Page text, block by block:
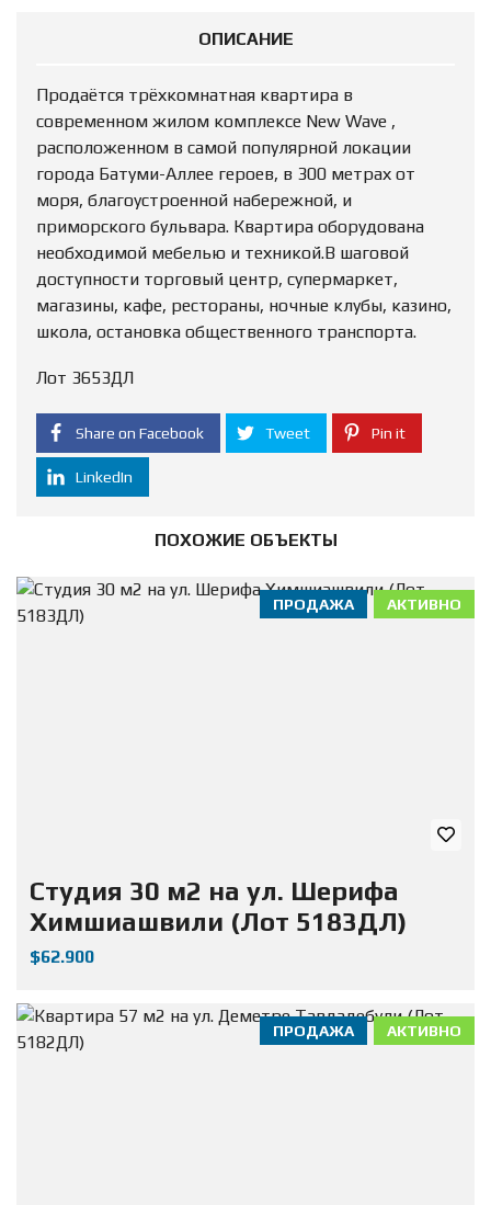
ОПИСАНИЕ
Продаётся трёхкомнатная квартира в
современном жилом комплексе New Wave ,
расположенном в самой популярной локации
города Батуми-Аллее героев, в 300 метрах от
моря, благоустроенной набережной, и
приморского бульвара. Квартира оборудована
необходимой мебелью и техникой.В шаговой
доступности торговый центр, супермаркет,
магазины, кафе, рестораны, ночные клубы, казино,
школа, остановка общественного транспорта.
Лот 3653ДЛ
Share on Facebook Tweet Pin it
LinkedIn
ПОХОЖИЕ ОБЪЕКТЫ
АКТИВНО
ПРОДАЖА
Студия 30 м2 на ул. Шерифа
Химшиашвили (Лот 5183ДЛ)
$62.900
АКТИВНО
ПРОДАЖА